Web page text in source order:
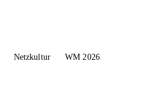
Netzkultur WM 2026